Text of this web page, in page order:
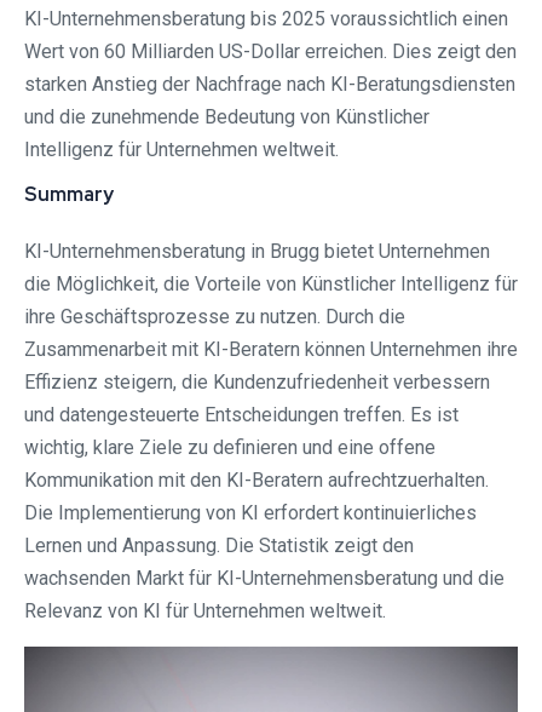
KI-Unternehmensberatung bis 2025 voraussichtlich einen
Wert von 60 Milliarden US-Dollar erreichen. Dies zeigt den
starken Anstieg der Nachfrage nach KI-Beratungsdiensten
und die zunehmende Bedeutung von Künstlicher
Intelligenz für Unternehmen weltweit.
Summary
KI-Unternehmensberatung in Brugg bietet Unternehmen
die Möglichkeit, die Vorteile von Künstlicher Intelligenz für
ihre Geschäftsprozesse zu nutzen. Durch die
Zusammenarbeit mit KI-Beratern können Unternehmen ihre
Effizienz steigern, die Kundenzufriedenheit verbessern
und datengesteuerte Entscheidungen treffen. Es ist
wichtig, klare Ziele zu definieren und eine offene
Kommunikation mit den KI-Beratern aufrechtzuerhalten.
Die Implementierung von KI erfordert kontinuierliches
Lernen und Anpassung. Die Statistik zeigt den
wachsenden Markt für KI-Unternehmensberatung und die
Relevanz von KI für Unternehmen weltweit.